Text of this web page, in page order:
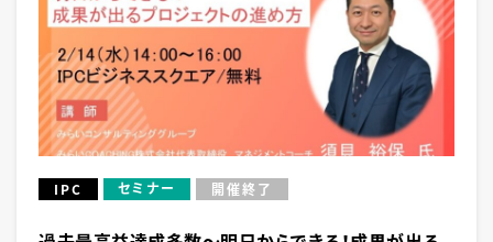
IPC セミナー 開催終了